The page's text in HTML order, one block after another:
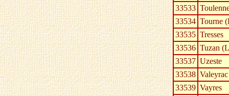
33533
33534 Tourne
33535 Tresses
33536 Tuzan
33537 Uzeste
33538 Valeyrac
33539 Vayres